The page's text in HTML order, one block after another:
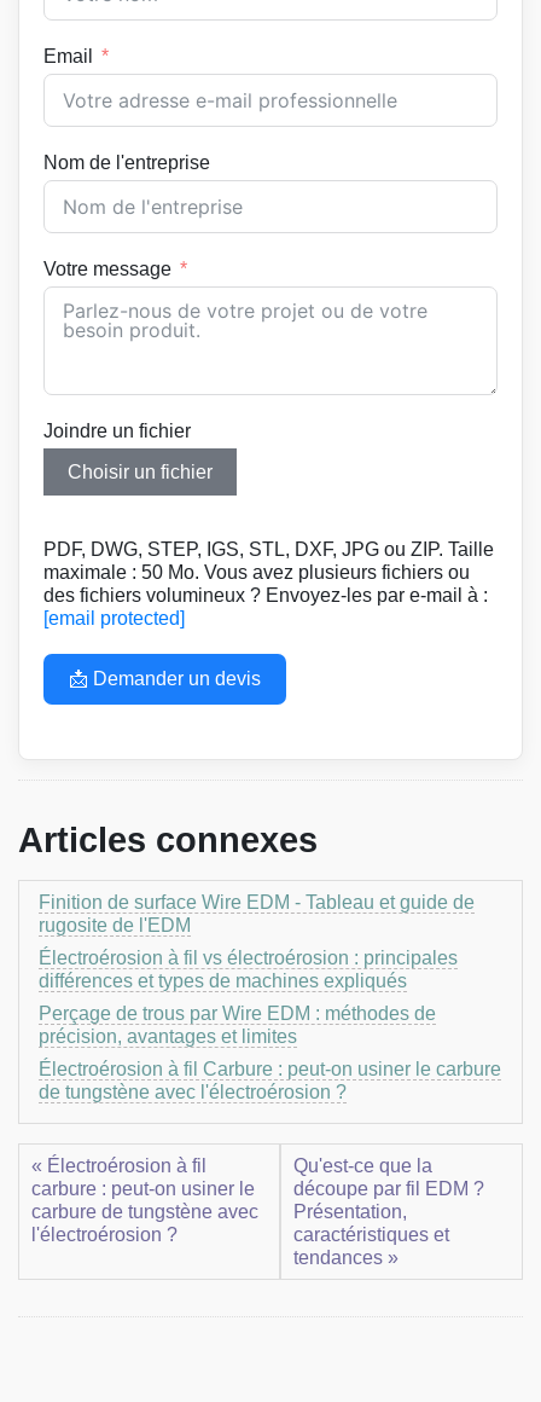
Email
Nom de l'entreprise
Votre message
Joindre un fichier
Choisir un fichier
PDF, DWG, STEP, IGS, STL, DXF, JPG ou ZIP. Taille
maximale : 50 Mo. Vous avez plusieurs fichiers ou
des fichiers volumineux ? Envoyez-les par e-mail à :
[email protected]
📩 Demander un devis
Articles connexes
Finition de surface Wire EDM - Tableau et guide de
rugosite de l'EDM
Électroérosion à fil vs électroérosion : principales
différences et types de machines expliqués
Perçage de trous par Wire EDM : méthodes de
précision, avantages et limites
Électroérosion à fil Carbure : peut-on usiner le carbure
de tungstène avec l'électroérosion ?
« Électroérosion à fil
carbure : peut-on usiner le
carbure de tungstène avec
l'électroérosion ?
Qu'est-ce que la
découpe par fil EDM ?
Présentation,
caractéristiques et
tendances »